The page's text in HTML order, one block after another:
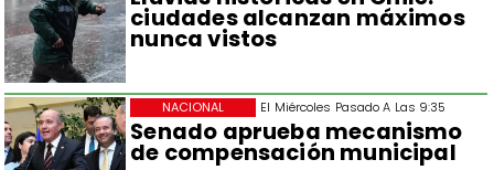
ciudades alcanzan máximos
nunca vistos
El Miércoles Pasado A Las 9:35
Senado aprueba mecanismo
de compensación municipal
NACIONAL